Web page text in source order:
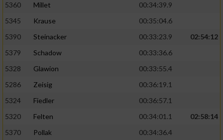
5360
Millet
00:34:39.9
5345
Krause
00:35:04.6
5390
Steinacker 00:33:23.9
02:54:12
5379
Schadow
00:33:36.6
5328
Glawion
00:33:55.4
5286
Zeisig
00:36:19.1
5324
Fiedler
00:36:57.1
5320
Felten 00:34:01.1
02:58:14
5370
Pollak
00:34:36.4